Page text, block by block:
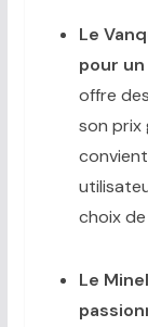
Le
pour
offre
son prix
choix
Le